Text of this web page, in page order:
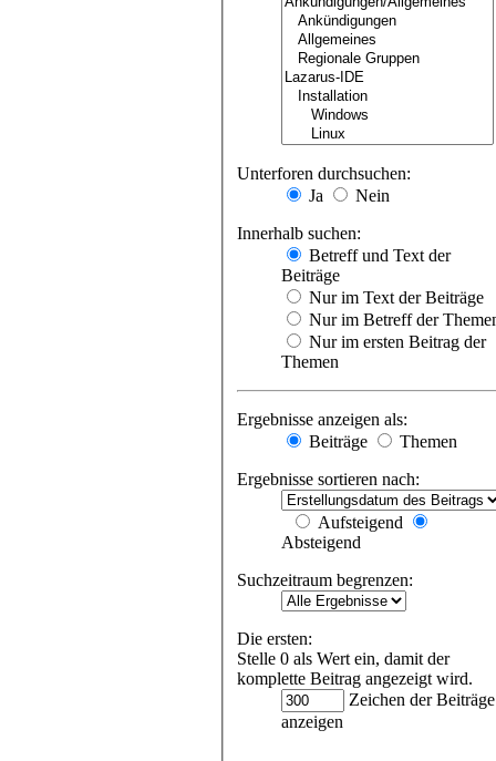
Unterforen durchsuchen:
Ja
Nein
Innerhalb suchen:
Betreff und Text der
Beiträge
Nur im Text der Beiträge
Nur im Betreff der
Nur im ersten Beitrag der
Themen
Ergebnisse anzeigen als:
Beiträge
Themen
Ergebnisse sortieren nach:
Aufsteigend
Absteigend
Suchzeitraum begrenzen:
Die ersten:
Stelle 0 als Wert ein, damit der
komplette Beitrag angezeigt wird.
Zeichen der Beiträge
anzeigen